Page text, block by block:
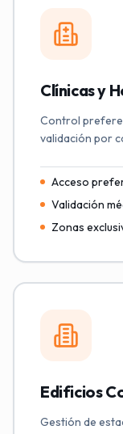
Clínicas y
Control
validación por
Acceso
Validación
Zonas
Edificios
Gestión de